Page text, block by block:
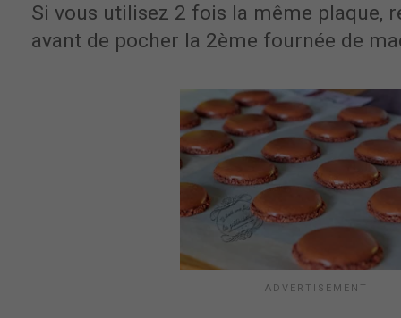
Si vous utilisez 2 fois la même plaque,
avant de pocher la 2ème fournée de